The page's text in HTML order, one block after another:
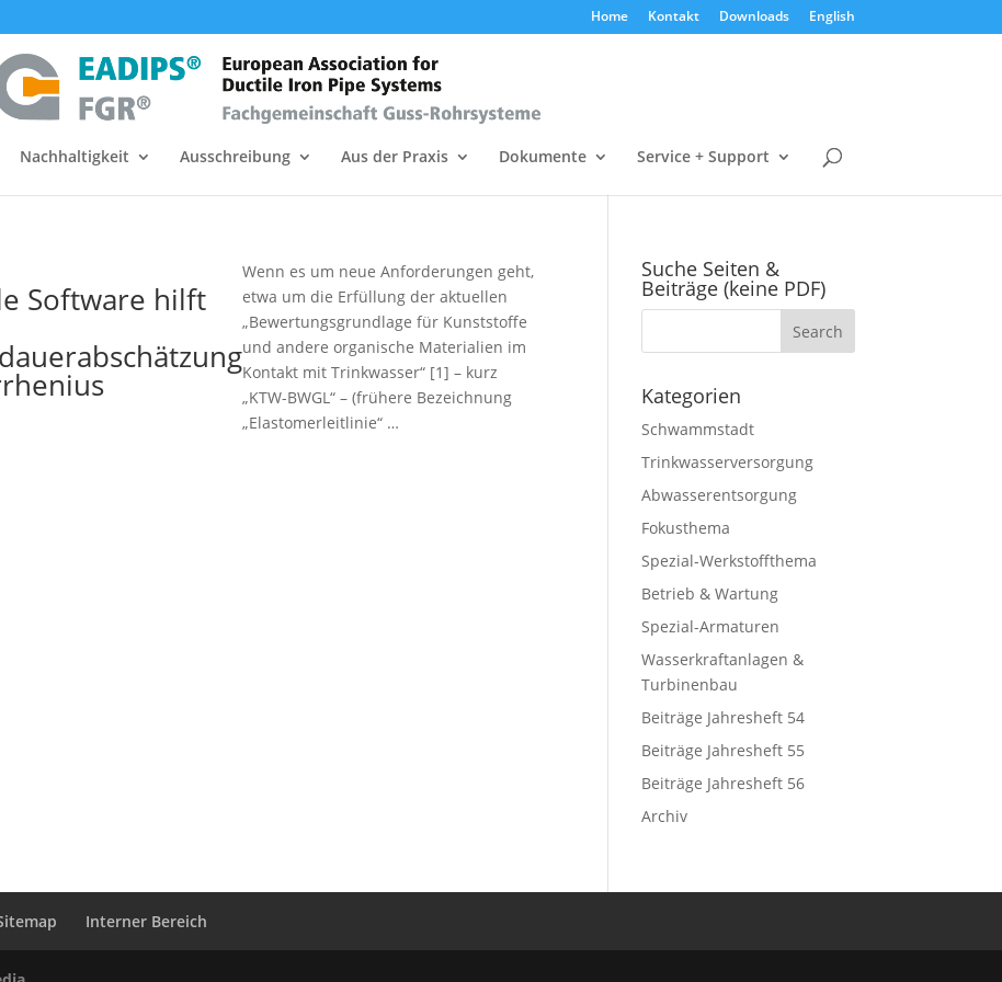
Home Kontakt Downloads English
Nachhaltigkeit Ausschreibung Aus der Praxis Dokumente Service + Support
Software hilft
Wenn es um neue Anforderungen geht,
etwa um die Erfüllung der aktuellen
„Bewertungsgrundlage für Kunststoffe
und andere organische Materialien im
Kontakt mit Trinkwasser“ [1] – kurz
„KTW-BWGL“ – (frühere Bezeichnung
„Elastomerleitlinie“ …
Suche Seiten &
Beiträge (keine PDF)
Kategorien
Schwammstadt
Trinkwasserversorgung
Abwasserentsorgung
Fokusthema
Spezial-Werkstoffthema
Betrieb & Wartung
Spezial-Armaturen
Wasserkraftanlagen &
Turbinenbau
Beiträge Jahresheft 54
Beiträge Jahresheft 55
Beiträge Jahresheft 56
Archiv
Interner Bereich